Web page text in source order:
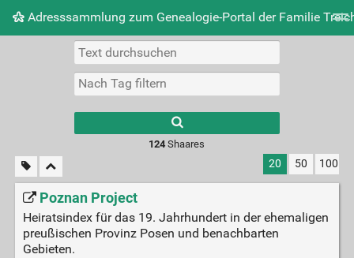
Adresssammlung zum Genealogie-Portal der Familie
Täglich RSS Feed
124 Shaares
20 50 100
Poznan Project
Heiratsindex für das 19. Jahrhundert in der ehemaligen
preußischen Provinz Posen und benachbarten
Gebieten.